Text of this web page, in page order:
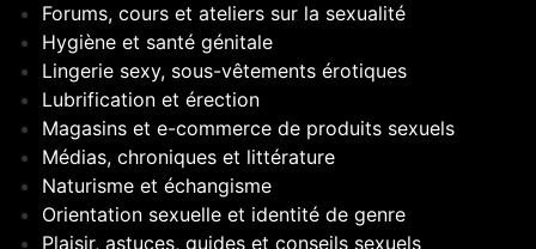
Forums, cours et ateliers sur la sexualité
Hygiène et santé génitale
Lingerie sexy, sous-vêtements érotiques
Lubrification et érection
Magasins et e-commerce de produits sexuels
Médias, chroniques et littérature
Naturisme et échangisme
Orientation sexuelle et identité de genre
Plaisir, astuces, guides et conseils sexuels